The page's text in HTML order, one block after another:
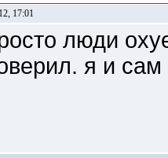
17:01
люди
я и